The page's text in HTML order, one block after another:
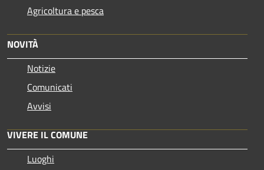
Agricoltura e pesca
NOVITÀ
Notizie
Comunicati
Avvisi
VIVERE IL COMUNE
Luoghi